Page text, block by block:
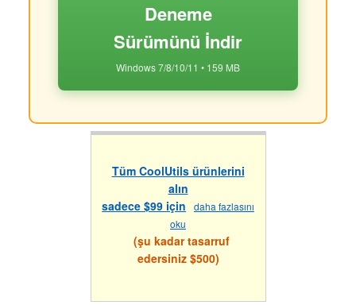
Deneme
Sürümünü İndir
Windows 7/8/10/11 • 159 MB
Tüm CoolUtils ürünlerini
alın
sadece $99 için
daha fazlasını
oku
(şu kadar tasarruf
edersiniz $500)